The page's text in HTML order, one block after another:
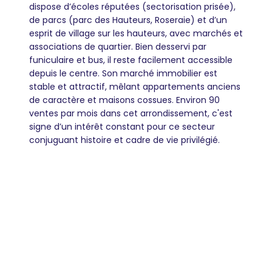
dispose d’écoles réputées (sectorisation prisée),
de parcs (parc des Hauteurs, Roseraie) et d’un
esprit de village sur les hauteurs, avec marchés et
associations de quartier. Bien desservi par
funiculaire et bus, il reste facilement accessible
depuis le centre. Son marché immobilier est
stable et attractif, mêlant appartements anciens
de caractère et maisons cossues. Environ 90
ventes par mois dans cet arrondissement, c'est
signe d’un intérêt constant pour ce secteur
conjuguant histoire et cadre de vie privilégié.